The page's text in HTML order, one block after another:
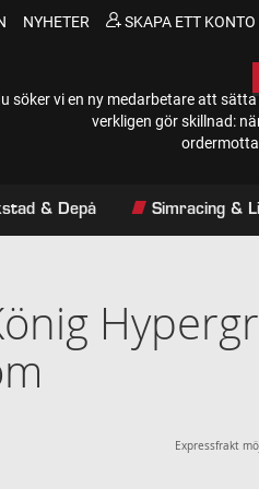
NYHETER SKAPA ETT KONTO
söker vi en ny medarbetare att
verkligen gör skillnad:
& Depå Simracing &
Expressfrakt